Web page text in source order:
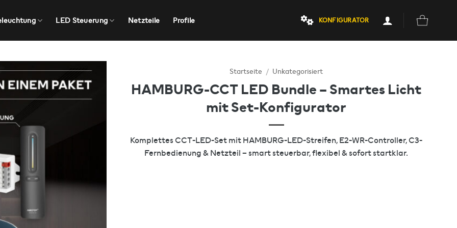
LED Steuerung Netzteile Profile KONFIGURATOR
Startseite / Unkategorisiert
HAMBURG-CCT LED Bundle – Smartes Licht
mit Set-Konfigurator
Komplettes CCT-LED-Set mit HAMBURG-LED-Streifen, E2-WR-Controller, C3-
Fernbedienung & Netzteil – smart steuerbar, flexibel & sofort startklar.